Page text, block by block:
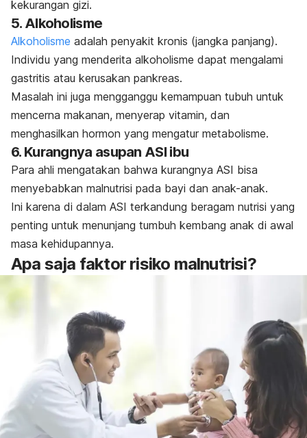
kekurangan gizi.
5. Alkoholisme
Alkoholisme adalah penyakit kronis (jangka panjang).
Individu yang menderita alkoholisme dapat mengalami
gastritis atau kerusakan pankreas.
Masalah ini juga mengganggu kemampuan tubuh untuk
mencerna makanan, menyerap vitamin, dan
menghasilkan hormon yang mengatur metabolisme.
6. Kurangnya asupan ASI ibu
Para ahli mengatakan bahwa kurangnya ASI bisa
menyebabkan malnutrisi pada bayi dan anak-anak.
Ini karena di dalam ASI terkandung beragam nutrisi yang
penting untuk menunjang tumbuh kembang anak di awal
masa kehidupannya.
Apa saja faktor risiko malnutrisi?